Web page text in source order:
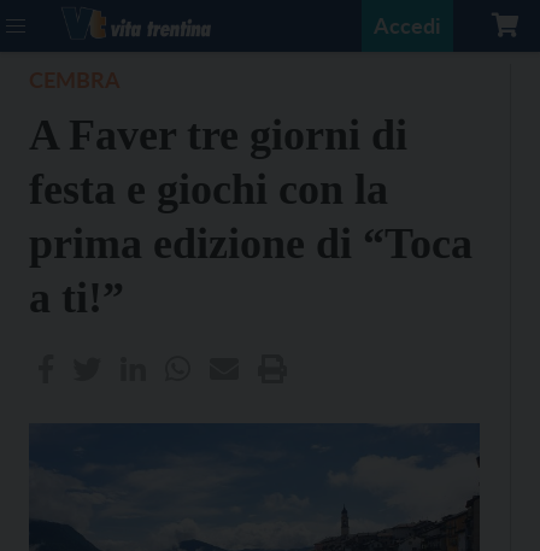
Accedi
A Faver tre giorni di
festa e giochi con la
prima edizione di “Toca
a ti!”